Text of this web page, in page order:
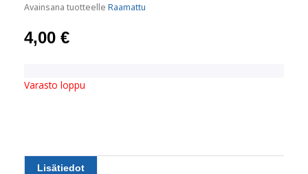
Avainsana tuotteelle Raamattu
4,00 €
Varasto loppu
Lisätiedot